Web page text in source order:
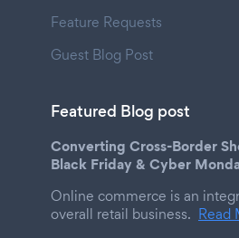
Feature Requests
Guest Blog Post
Featured Blog post
Converting Cross-Border
Black Friday & Cyber
Online commerce is an
overall retail business. Read